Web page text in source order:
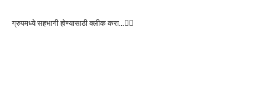
ग्रुपमध्ये सहभागी होण्यासाठी क्लीक करा…👆🏻